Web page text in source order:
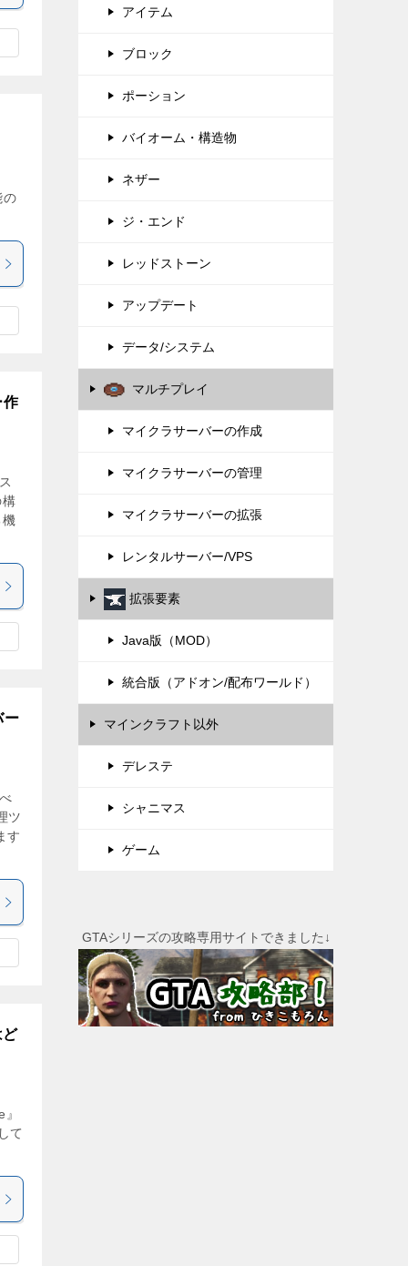
の
作
機
ー
ツ
す
ど
て
アイテム
ブロック
ポーション
バイオーム・構造物
ネザー
ジ・エンド
レッドストーン
アップデート
データ/システム
マルチプレイ
マイクラサーバーの作成
マイクラサーバーの管理
マイクラサーバーの拡張
レンタルサーバー/VPS
拡張要素
Java版（MOD）
統合版（アドオン/配布ワールド）
マインクラフト以外
デレステ
シャニマス
ゲーム
GTAシリーズの攻略専用サイトできました↓